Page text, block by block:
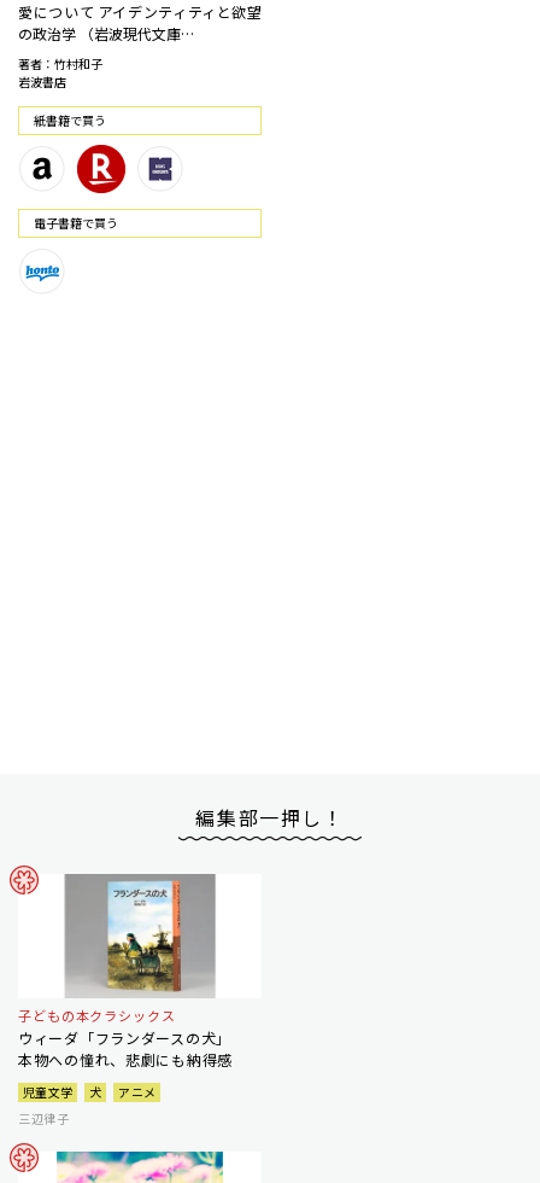
愛について アイデンティティと欲望
の政治学 （岩波現代文庫…
著者：竹村和子
岩波書店
紙書籍で買う
電⼦書籍で買う
編集部一押し！
子どもの本クラシックス
ウィーダ「フランダースの犬」
本物への憧れ、悲劇にも納得感
児童文学 犬
アニメ
三辺律子